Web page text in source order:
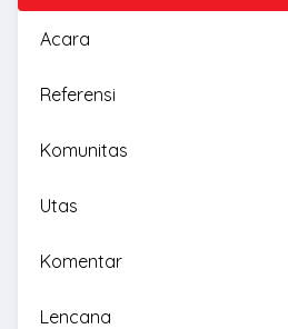
Acara
Referensi
Komunitas
Utas
Komentar
Lencana